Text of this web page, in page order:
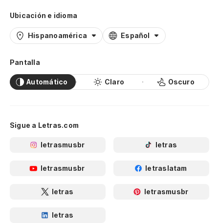
Ubicación e idioma
Hispanoamérica Español
Pantalla
Automático Claro Oscuro
Sigue a Letras.com
letrasmusbr letras
letrasmusbr letraslatam
letras letrasmusbr
letras